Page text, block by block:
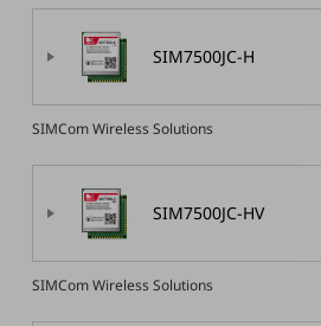
新着記事
お役立ち資料ダウンロード
トレンド記事特集
中堅中小企業向け
サービス・ソリューション
課題やニーズに合ったサービスをご紹介し、
中堅中小企業のビジネスをサポート！
お悩みから見つける
お悩みから見つけるTOP
ネットワーク
SIM7500JC-H
SIMCom Wireless Solutions
SIM7500JC-HV
SIMCom Wireless Solutions